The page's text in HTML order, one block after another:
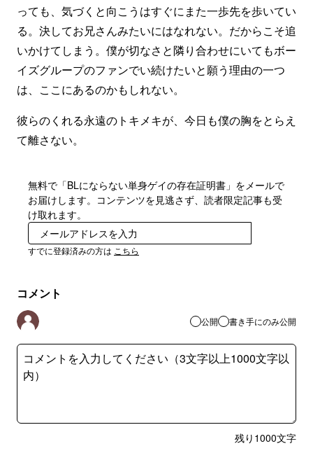
っても、気づくと向こうはすぐにまた一歩先を歩いてい
る。決してお兄さんみたいにはなれない。だからこそ追
いかけてしまう。僕が切なさと隣り合わせにいてもボー
イズグループのファンでい続けたいと願う理由の一つ
は、ここにあるのかもしれない。
彼らのくれる永遠のトキメキが、今日も僕の胸をとらえ
て離さない。
無料で「BLにならない単身ゲイの存在証明書」をメールで
お届けします。コンテンツを見逃さず、読者限定記事も受
け取れます。
すでに登録済みの方は こちら
コメント
公開 書き手にのみ公開
残り 1000文字